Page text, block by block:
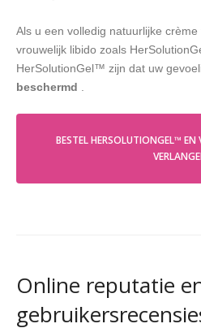
Als u een volledig natuurlijke
vrouwelijk libido zoals
HerSolutionGel™ zijn dat uw
beschermd
BESTEL HERSOLUTIONGEL™ EN
Online reputatie